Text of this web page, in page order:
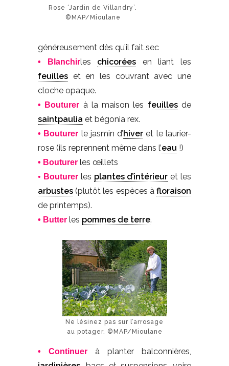
Rose ‘Jardin de Villandry’.
©MAP/Mioulane
généreusement dès qu’il fait sec
• Blanchirles chicorées en liant les
feuilles et en les couvrant avec une
cloche opaque.
• Bouturer à la maison les feuillesde
saintpaulia et bégonia rex.
• Bouturer le jasmin d’hiver et le laurier-
rose (ils reprennent même dans l’eau !)
• Bouturer les œillets
• Bouturerles plantes d’intérieur et les
arbustes (plutôt les espèces à floraison
de printemps).
• Butter les pommes de terre.
Ne lésinez pas sur l’arrosage
au potager. ©MAP/Mioulane
• Continuer à planter balconnières,